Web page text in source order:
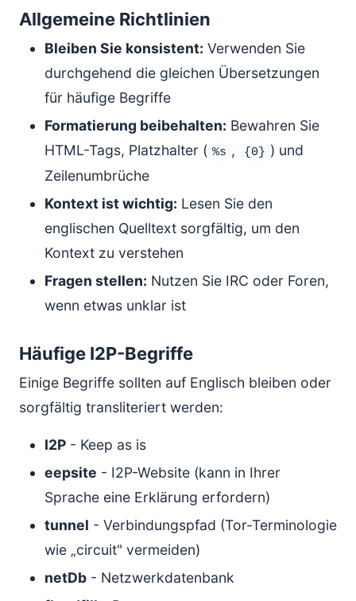
Allgemeine Richtlinien
Bleiben Sie konsistent: Verwenden Sie
durchgehend die gleichen Übersetzungen
für häufige Begriffe
Formatierung beibehalten: Bewahren Sie
HTML-Tags, Platzhalter ( %s , {0} ) und
Zeilenumbrüche
Kontext ist wichtig: Lesen Sie den
englischen Quelltext sorgfältig, um den
Kontext zu verstehen
Fragen stellen: Nutzen Sie IRC oder Foren,
wenn etwas unklar ist
Häufige I2P-Begriffe
Einige Begriffe sollten auf Englisch bleiben oder
sorgfältig transliteriert werden:
I2P - Keep as is
eepsite - I2P-Website (kann in Ihrer
Sprache eine Erklärung erfordern)
tunnel - Verbindungspfad (Tor-Terminologie
wie „circuit" vermeiden)
netDb - Netzwerkdatenbank